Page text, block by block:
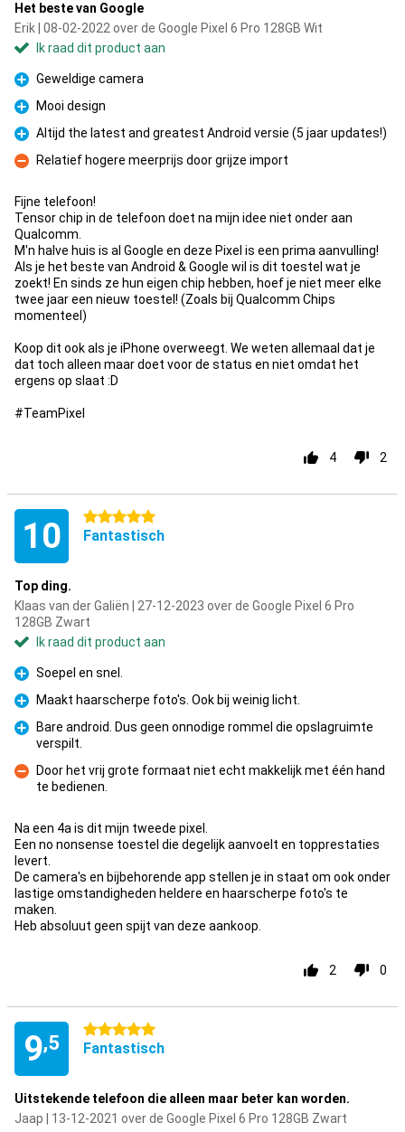
Het beste van Google
Erik | 08-02-2022 over de Google Pixel 6 Pro 128GB Wit
Ik raad dit product aan
Pluspunt
Geweldige camera
Pluspunt
Mooi design
Pluspunt
Altijd the latest and greatest Android versie (5 jaar updates!)
Minpunt
Relatief hogere meerprijs door grijze import
Fijne telefoon!
Tensor chip in de telefoon doet na mijn idee niet onder aan
Qualcomm.
M'n halve huis is al Google en deze Pixel is een prima aanvulling!
Als je het beste van Android & Google wil is dit toestel wat je
zoekt! En sinds ze hun eigen chip hebben, hoef je niet meer elke
twee jaar een nieuw toestel! (Zoals bij Qualcomm Chips
momenteel)
Koop dit ook als je iPhone overweegt. We weten allemaal dat je
dat toch alleen maar doet voor de status en niet omdat het
ergens op slaat :D
#TeamPixel
4 2
10 5 sterren
Fantastisch
Top ding.
Klaas van der Galiën | 27-12-2023 over de Google Pixel 6 Pro
128GB Zwart
Ik raad dit product aan
Pluspunt
Soepel en snel.
Pluspunt
Maakt haarscherpe foto's. Ook bij weinig licht.
Pluspunt
Bare android. Dus geen onnodige rommel die opslagruimte
verspilt.
Minpunt
Door het vrij grote formaat niet echt makkelijk met één hand
te bedienen.
Na een 4a is dit mijn tweede pixel.
Een no nonsense toestel die degelijk aanvoelt en topprestaties
levert.
De camera's en bijbehorende app stellen je in staat om ook onder
lastige omstandigheden heldere en haarscherpe foto's te
maken.
Heb absoluut geen spijt van deze aankoop.
2 0
9,5
5 sterren
Fantastisch
Uitstekende telefoon die alleen maar beter kan worden.
Jaap | 13-12-2021 over de Google Pixel 6 Pro 128GB Zwart